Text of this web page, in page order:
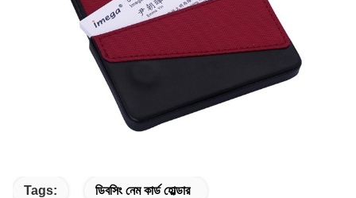
Tags: ডিবসিং নেম কার্ড হোল্ডার